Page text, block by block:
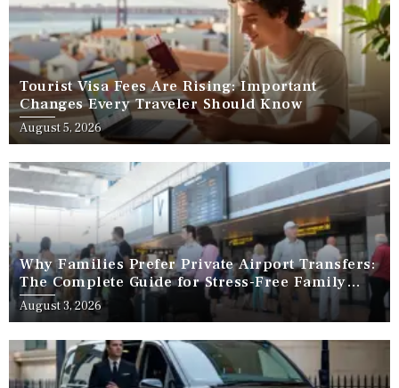
Tourist Visa Fees Are Rising: Important
Changes Every Traveler Should Know
August 5, 2026
Why Families Prefer Private Airport Transfers:
The Complete Guide for Stress-Free Family
Travel
August 3, 2026